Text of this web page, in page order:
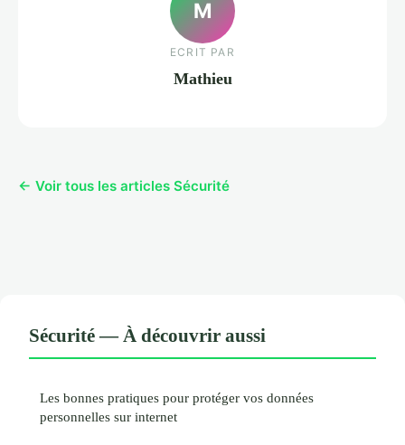
M
ECRIT PAR
Mathieu
← Voir tous les articles Sécurité
Sécurité — À découvrir aussi
Les bonnes pratiques pour protéger vos données
personnelles sur internet